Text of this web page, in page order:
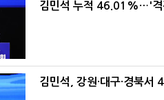
김민석 누적 46.01%…'격
김민석, 강원·대구·경북